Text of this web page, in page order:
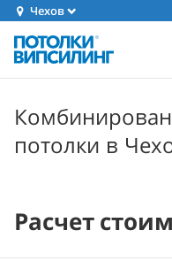
Чехов
потолки в
Расчет